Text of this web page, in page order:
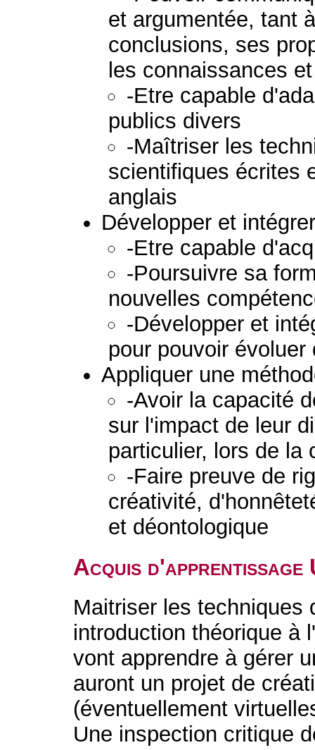
et argumentée, tant
conclusions, ses
les connaissances
-Etre capable
publics divers
-Maîtriser les
scientifiques écrites
anglais
Développer et
-Etre capable
-Poursuivre sa
nouvelles
-Développer et
pour pouvoir
Appliquer une
-Avoir la capacité
sur l'impact de leur
particulier, lors de la
-Faire preuve de
créativité,
et déontologique
Acquis d'apprentissage
Maitriser les techniques
introduction théorique à
vont apprendre à gérer
auront un projet de
(éventuellement
Une inspection critique